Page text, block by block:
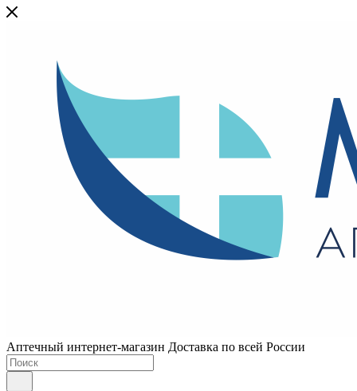
Аптечный интернет-магазин Доставка по всей России